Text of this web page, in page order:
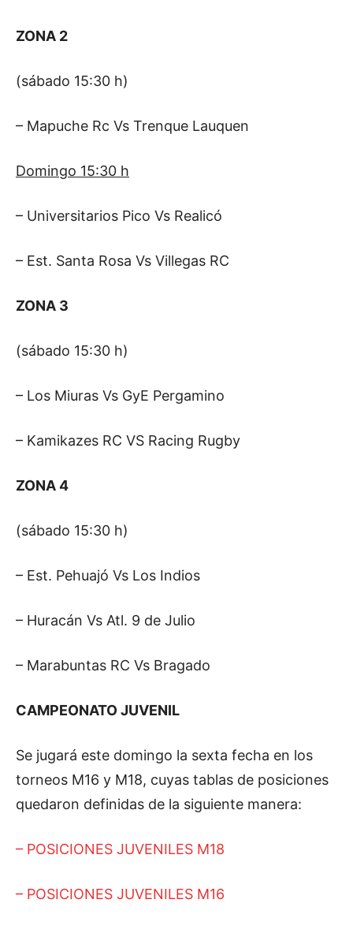
ZONA 2
(sábado 15:30 h)
– Mapuche Rc Vs Trenque Lauquen
Domingo 15:30 h
– Universitarios Pico Vs Realicó
– Est. Santa Rosa Vs Villegas RC
ZONA 3
(sábado 15:30 h)
– Los Miuras Vs GyE Pergamino
– Kamikazes RC VS Racing Rugby
ZONA 4
(sábado 15:30 h)
– Est. Pehuajó Vs Los Indios
– Huracán Vs Atl. 9 de Julio
– Marabuntas RC Vs Bragado
CAMPEONATO JUVENIL
Se jugará este domingo la sexta fecha en los
torneos M16 y M18, cuyas tablas de posiciones
quedaron definidas de la siguiente manera:
– POSICIONES JUVENILES M18
– POSICIONES JUVENILES M16